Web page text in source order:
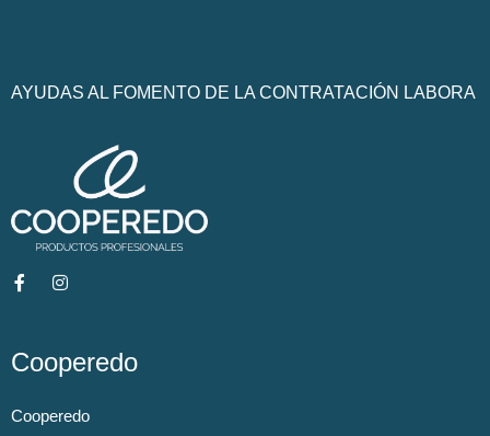
AYUDAS AL FOMENTO DE LA CONTRATACIÓN LABORA
Cooperedo
Cooperedo